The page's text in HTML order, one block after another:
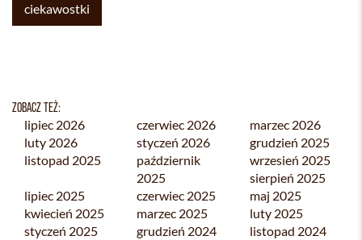
ciekawostki
ZOBACZ TEŻ:
lipiec 2026 czerwiec 2026
marzec 2026
luty 2026
styczeń 2026
grudzień 2025
listopad 2025
październik
2025
wrzesień 2025
sierpień 2025
lipiec 2025
czerwiec 2025
maj 2025
kwiecień 2025
marzec 2025
luty 2025
styczeń 2025
grudzień 2024
listopad 2024